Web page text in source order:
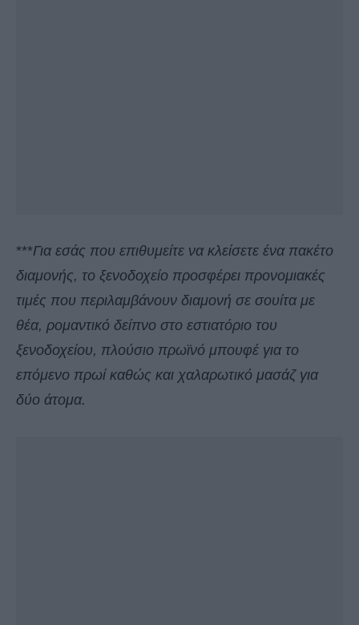
***Για εσάς που επιθυμείτε να κλείσετε ένα πακέτο
διαμονής, το ξενοδοχείο προσφέρει προνομιακές
τιμές που περιλαμβάνουν διαμονή σε σουίτα με
θέα, ρομαντικό δείπνο στο εστιατόριο του
ξενοδοχείου, πλούσιο πρωϊνό μπουφέ για το
επόμενο πρωί καθώς και χαλαρωτικό μασάζ για
δύο άτομα.